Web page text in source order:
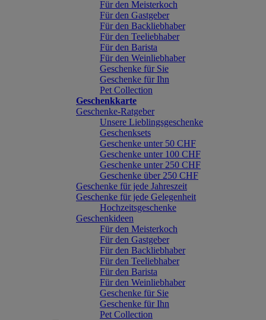
Für den Meisterkoch
Für den Gastgeber
Für den Backliebhaber
Für den Teeliebhaber
Für den Barista
Für den Weinliebhaber
Geschenke für Sie
Geschenke für Ihn
Pet Collection
Geschenkkarte
Geschenke-Ratgeber
Unsere Lieblingsgeschenke
Geschenksets
Geschenke unter 50 CHF
Geschenke unter 100 CHF
Geschenke unter 250 CHF
Geschenke über 250 CHF
Geschenke für jede Jahreszeit
Geschenke für jede Gelegenheit
Hochzeitsgeschenke
Geschenkideen
Für den Meisterkoch
Für den Gastgeber
Für den Backliebhaber
Für den Teeliebhaber
Für den Barista
Für den Weinliebhaber
Geschenke für Sie
Geschenke für Ihn
Pet Collection